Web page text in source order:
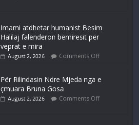
Imami atdhetar humanist Besim
Halilaj falenderon bëmiresit për
veprat e mira
August 2, 2026 Comments Off
Për Rilindasin Ndre Mjeda nga e
çmuara Bruna Gosa
August 2, 2026 Comments Off